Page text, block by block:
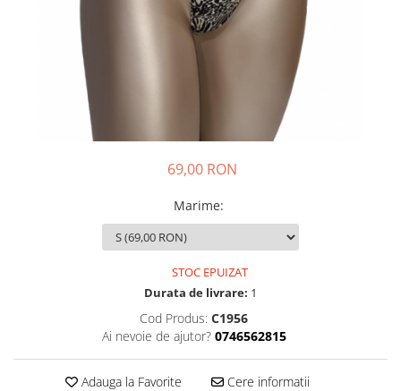
69,00 RON
Marime:
STOC EPUIZAT
Durata de livrare: 1
Cod Produs: C1956
Ai nevoie de ajutor? 0746562815
Adauga la Favorite Cere informatii